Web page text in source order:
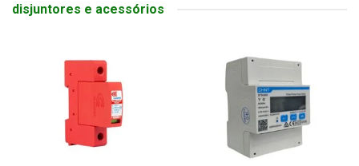
disjuntores e acessórios